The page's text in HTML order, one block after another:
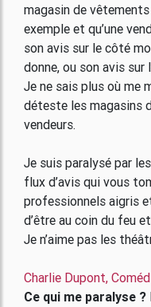
magasin de vêtements
exemple et qu’une
son avis sur le côté
donne, ou son avis
Je ne sais plus où me
déteste les magasins
vendeurs.
Je suis paralysé par
flux d’avis qui vous
professionnels aigris
d’être au coin du feu
Je n’aime pas les
Charlie Dupont,
Ce qui me paralyse ?